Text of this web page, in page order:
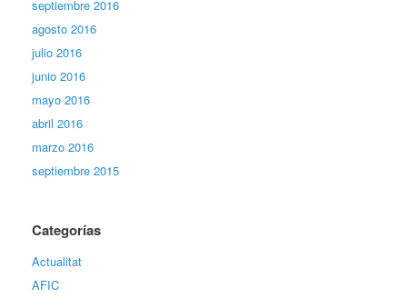
septiembre 2016
agosto 2016
julio 2016
junio 2016
mayo 2016
abril 2016
marzo 2016
septiembre 2015
Categorías
Actualitat
AFIC